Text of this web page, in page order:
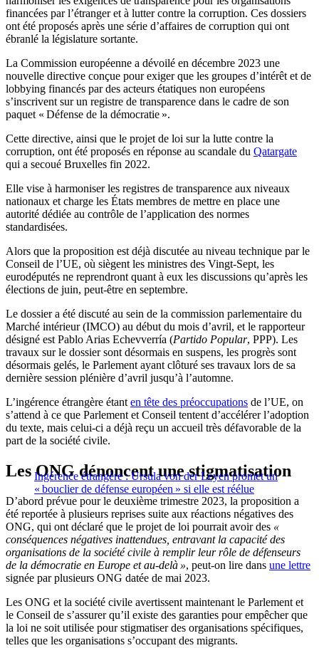
financées par l’étranger et à lutter contre la corruption. Ces dossiers
ont été proposés après une série d’affaires de corruption qui ont
ébranlé la législature sortante.
La Commission européenne a dévoilé en décembre 2023 une
nouvelle directive conçue pour exiger que les groupes d’intérêt et de
lobbying financés par des acteurs étatiques non européens
s’inscrivent sur un registre de transparence dans le cadre de son
paquet « Défense de la démocratie ».
Cette directive, ainsi que le projet de loi sur la lutte contre la
corruption, ont été proposés en réponse au scandale du Qatargate
qui a secoué Bruxelles fin 2022.
Elle vise à harmoniser les registres de transparence aux niveaux
nationaux et charge les États membres de mettre en place une
autorité dédiée au contrôle de l’application des normes
standardisées.
Alors que la proposition est déjà discutée au niveau technique par le
Conseil de l’UE, où siègent les ministres des Vingt-Sept, les
eurodéputés ne reprendront quant à eux les discussions qu’après les
élections de juin, peut-être en septembre.
Le dossier a été discuté au sein de la commission parlementaire du
Marché intérieur (IMCO) au début du mois d’avril, et le rapporteur
désigné est Pablo Arias Echevverría (Partido Popular, PPP). Les
travaux sur le dossier sont désormais en suspens, les progrès sont
désormais gelés, le Parlement ayant clôturé ses travaux lors de sa
dernière session plénière d’avril jusqu’à l’automne.
L’ingérence étrangère étant en tête des préoccupations de l’UE, on
s’attend à ce que Parlement et Conseil tentent d’accélérer l’adoption
du texte, mais celui-ci a déjà reçu un accueil très défavorable de la
part de la société civile.
Ingérence étrangère : Ursula von der Leyen promet un
« bouclier de défense européen » si elle est réélue
Les ONG dénoncent une stigmatisation
D’abord prévue pour le deuxième trimestre 2023, la proposition a
été reportée à plusieurs reprises suite aux réactions négatives des
ONG, qui ont déclaré que le projet de loi pourrait avoir des «
conséquences négatives inattendues, entravant la capacité des
organisations de la société civile à remplir leur rôle de défenseurs
de la démocratie en Europe et au-delà », peut-on lire dans une lettre
signée par plusieurs ONG datée de mai 2023.
Les ONG et la société civile avertissent maintenant le Parlement et
le Conseil de s’assurer qu’il existe des garanties pour empêcher que
la loi ne soit utilisée pour stigmatiser des organisations spécifiques,
telles que les organisations s’occupant des migrants.